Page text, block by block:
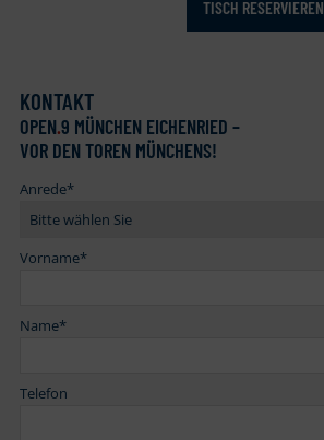
TISCH RESERVIEREN
KONTAKT
OPEN.9 MÜNCHEN EICHENRIED –
VOR DEN TOREN MÜNCHENS!
Anrede*
Vorname*
Name*
Telefon